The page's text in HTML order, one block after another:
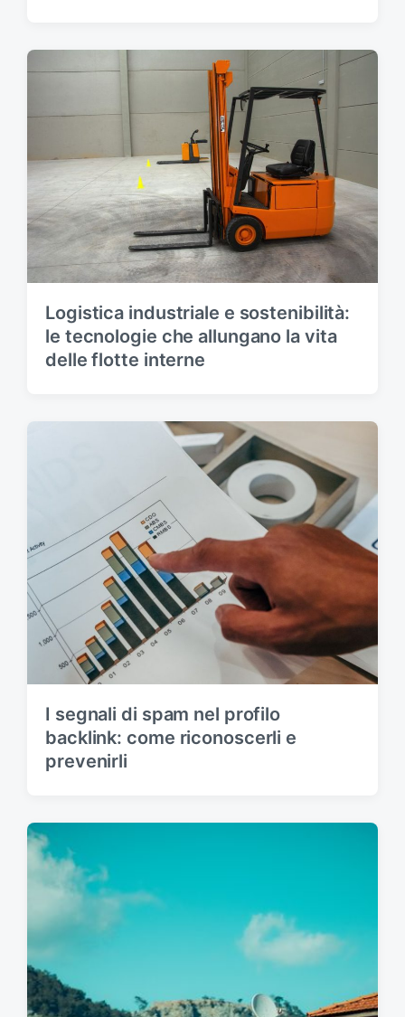
Logistica industriale e sostenibilità:
le tecnologie che allungano la vita
delle flotte interne
I segnali di spam nel profilo
backlink: come riconoscerli e
prevenirli